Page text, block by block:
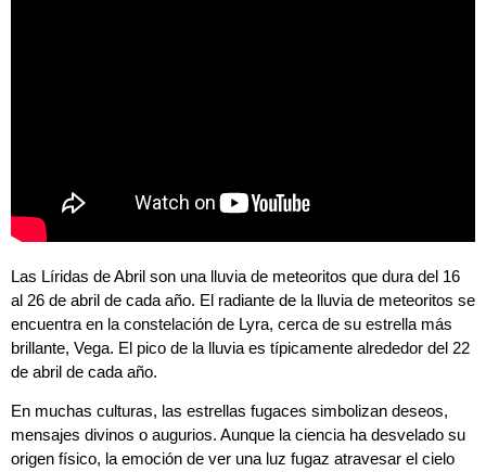
Las Líridas de Abril son una lluvia de meteoritos que dura del 16
al 26 de abril de cada año.​ El radiante de la lluvia de meteoritos se
encuentra en la constelación de Lyra, cerca de su estrella más
brillante, Vega. El pico de la lluvia es típicamente alrededor del 22
de abril de cada año.
En muchas culturas, las estrellas fugaces simbolizan deseos,
mensajes divinos o augurios. Aunque la ciencia ha desvelado su
origen físico, la emoción de ver una luz fugaz atravesar el cielo